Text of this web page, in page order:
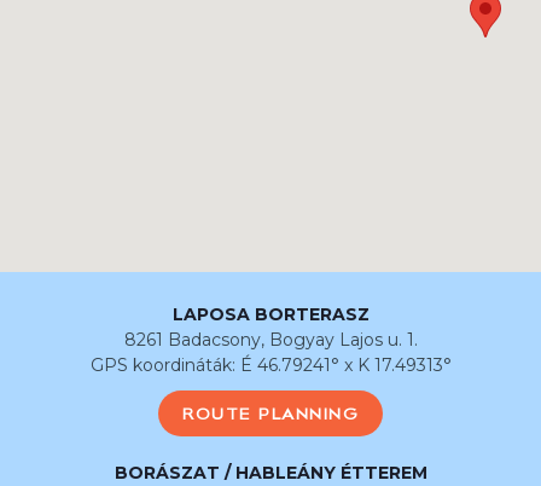
LAPOSA BORTERASZ
8261 Badacsony, Bogyay Lajos u. 1.
GPS koordináták: É 46.79241° x K 17.49313°
ROUTE PLANNING
BORÁSZAT / HABLEÁNY ÉTTEREM